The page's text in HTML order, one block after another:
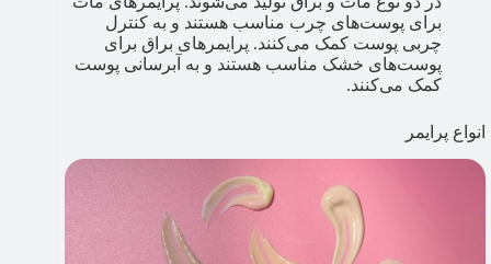
برای پوست‌های چرب مناسب هستند و به کنترل
چربی پوست کمک می‌کنند. پرایمرهای براق برای
پوست‌های خشک مناسب هستند و به آبرسانی پوست
کمک می‌کنند.
انواع پرایمر